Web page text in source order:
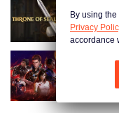
ผ
By using
Privacy
accordance